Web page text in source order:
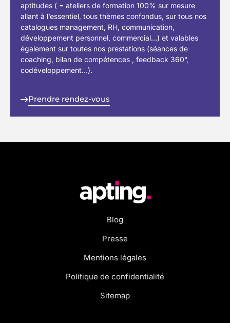
aptitudes ( = ateliers de formation 100% sur mesure
allant à l’essentiel, tous thèmes confondus, sur tous nos
catalogues management, RH, communication,
développement personnel, commercial…) et valables
également sur toutes nos prestations (séances de
coaching, bilan de compétences , feedback 360°,
codéveloppement…).
Prendre rendez-vous
Blog
Presse
Mentions légales
Politique de confidentialité
Sitemap